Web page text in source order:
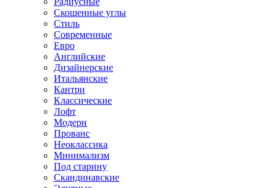
Скошенные углы
Стиль
Современные
Евро
Английские
Дизайнерские
Итальянские
Кантри
Классические
Лофт
Модерн
Прованс
Неоклассика
Минимализм
Под старину
Скандинавские